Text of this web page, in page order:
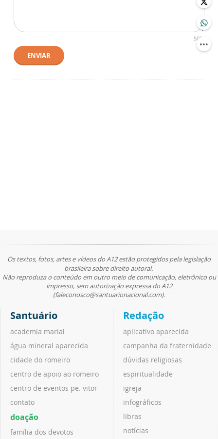
500
ENVIAR
Os textos, fotos, artes e vídeos do A12 estão protegidos pela legislação
brasileira sobre direito autoral.
Não reproduza o conteúdo em outro meio de comunicação, eletrônico ou
impresso, sem autorização expressa do A12
(faleconosco@santuarionacional.com).
Santuário
academia marial
água mineral aparecida
cidade do romeiro
centro de apoio ao romeiro
centro de eventos pe. vitor
contato
doação
família dos devotos
Redação
aplicativo aparecida
campanha da fraternidade
dúvidas religiosas
espiritualidade
igreja
infográficos
libras
notícias